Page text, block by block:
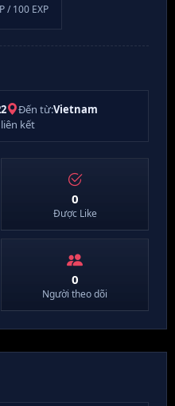
/ 100 EXP
Đến từ:Vietnam
kết
0
Được Like
0
Người theo dõi